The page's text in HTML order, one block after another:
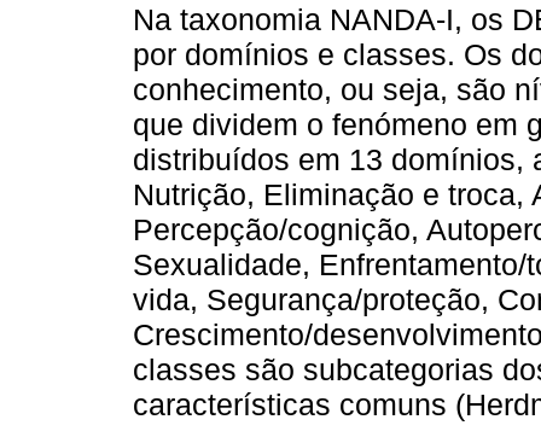
Na taxonomia NANDA-I, os
por domínios e classes. Os
conhecimento, ou seja, são
que dividem o fenómeno em
distribuídos em 13 domínios,
Nutrição, Eliminação e troca,
Percepção/cognição,
Sexualidade,
vida, Segurança/proteção,
Crescimento/
classes são subcategorias
características comuns